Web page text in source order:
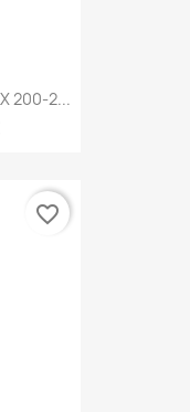
200-2...
favorite_border